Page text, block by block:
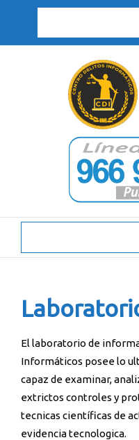
El laboratorio de
Informáticos posee lo
capaz de examinar,
extrictos controles y
tecnicas científicas de
evidencia tecnologica.